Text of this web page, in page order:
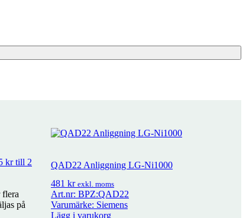
kr till 2
flera
på
QAD22 Anliggning LG-Ni1000
481 kr exkl. moms
Art.nr: BPZ:QAD22
Varumärke: Siemens
Lägg i varukorg